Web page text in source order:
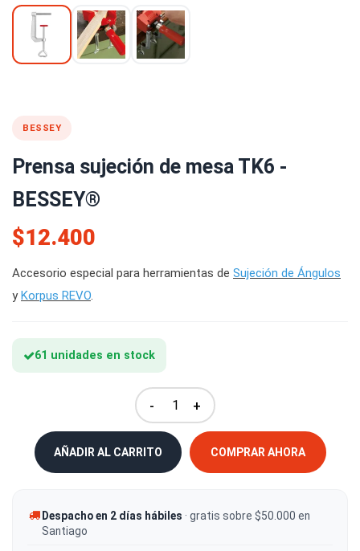
BESSEY
Prensa sujeción de mesa TK6 -
BESSEY®
$12.400
Accesorio especial para herramientas de Sujeción de Ángulos
yKorpus REVO.
61 unidades en stock
- +
AÑADIR AL CARRITO COMPRAR AHORA
Despacho en 2 días hábiles · gratis sobre $50.000 en
Santiago